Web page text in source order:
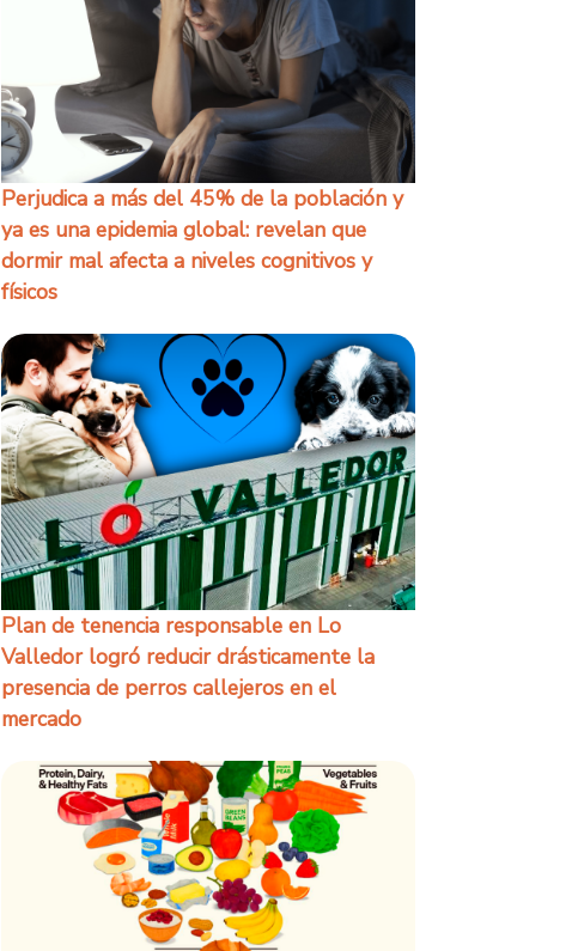
Perjudica a más del 45% de la población y
ya es una epidemia global: revelan que
dormir mal afecta a niveles cognitivos y
físicos
Plan de tenencia responsable en Lo
Valledor logró reducir drásticamente la
presencia de perros callejeros en el
mercado